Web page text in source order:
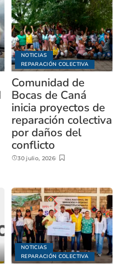
NOTICIAS
REPARACIÓN COLECTIVA
Comunidad de
Bocas de Caná
inicia proyectos de
reparación colectiva
por daños del
conflicto
30 julio, 2026
NOTICIAS
REPARACIÓN COLECTIVA